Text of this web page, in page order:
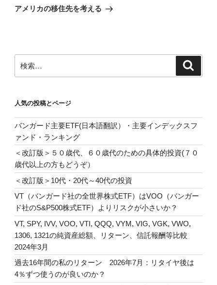
ー
の
アメリカの移住先を考える
索:
人気の投稿とページ
バンガード主要ETF(日本語翻訳）・主要インデックスフ
ァンド・ランキング
＜改訂版＞５０歳代、６０歳代のための具体的投資(７０
歳代以上の方もどうぞ）
＜改訂版＞10代・20代～40代の投資
VT（バンガード社の全世界株式ETF）はVOO（バンガー
ド社のS&P500株式ETF）よりリスクが小さいか？
VT, SPY, IVV, VOO, VTI, QQQ, VYM, VIG, VGK, VWO,
1306, 1321の純資産総額、リターン、信託報酬等比較
2024年3月
過去16年間の私のリターン 2026年7月：リタイヤ後は
4％ずつ使うのが良いのか？